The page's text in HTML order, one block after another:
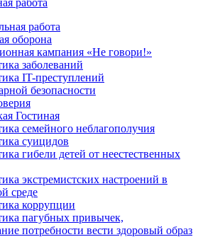
работа
работа
оборона
кампания «Не говори!»
заболеваний
IT-преступлений
безопасности
Гостиная
семейного неблагополучия
суицидов
гибели детей от неестественных
экстремистских настроений в
среде
коррупции
пагубных привычек,
потребности вести здоровый образ